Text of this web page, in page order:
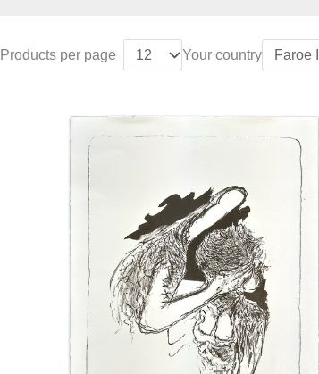
Products per page Your country